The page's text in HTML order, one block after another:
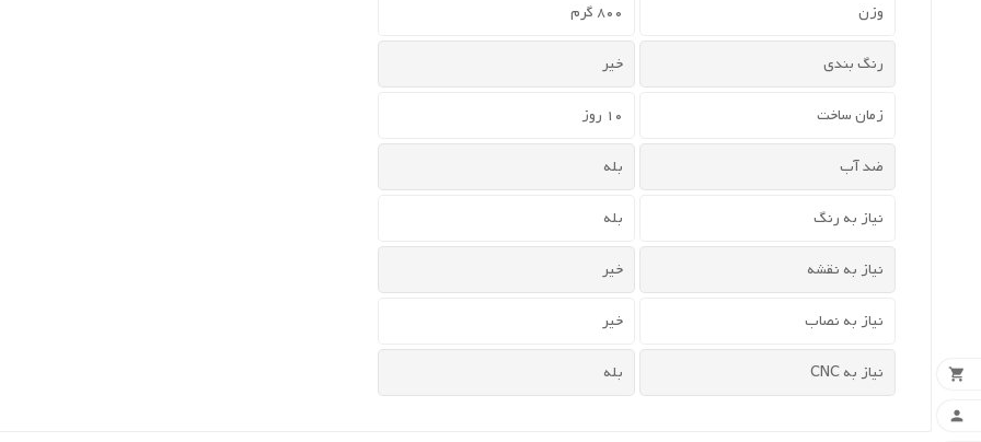
وزن 800 گرم
رنگ بندی خیر
زمان ساخت 10 روز
ضد آب بله
نیاز به رنگ بله
نیاز به نقشه خیر
نیاز به نصاب خیر
نیاز به CNC بله 
